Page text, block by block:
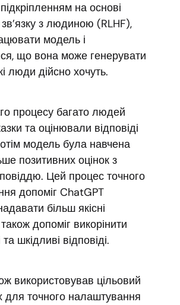
на основі
з людиною (RLHF),
модель і
що вона може генерувати
люди дійсно хочуть.
процесу багато людей
та оцінювали відповіді
модель була навчена
позитивних оцінок з
Цей процес точного
допоміг ChatGPT
більш якісні
також допоміг викорінити
шкідливі відповіді.
використовував цільовий
для точного налаштування